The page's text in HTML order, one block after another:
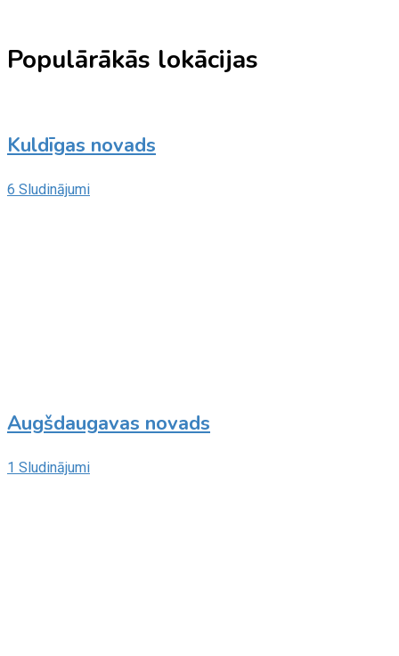
Populārākās lokācijas
Kuldīgas novads
6 Sludinājumi
Augšdaugavas novads
1 Sludinājumi